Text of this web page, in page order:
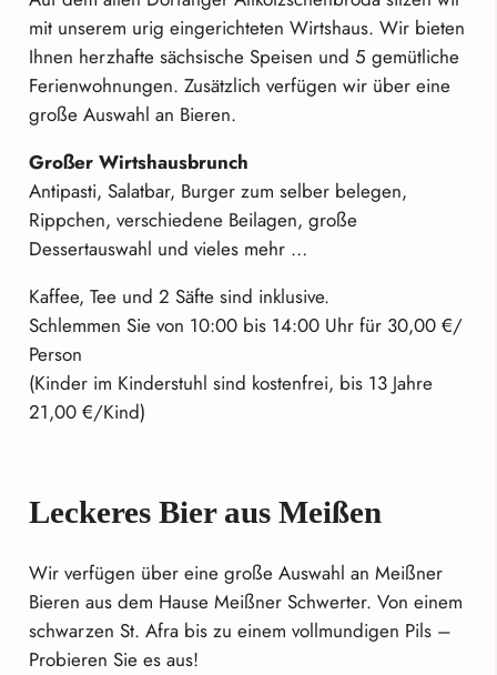
mit unserem urig eingerichteten Wirtshaus. Wir bieten
Ihnen herzhafte sächsische Speisen und 5 gemütliche
Ferienwohnungen. Zusätzlich verfügen wir über eine
große Auswahl an Bieren.
Großer Wirtshausbrunch
Antipasti, Salatbar, Burger zum selber belegen,
Rippchen, verschiedene Beilagen, große
Dessertauswahl und vieles mehr …
Kaffee, Tee und 2 Säfte sind inklusive.
Schlemmen Sie von 10:00 bis 14:00 Uhr für 30,00 €/
Person
(Kinder im Kinderstuhl sind kostenfrei, bis 13 Jahre
21,00 €/Kind)
Leckeres Bier aus Meißen
Wir verfügen über eine große Auswahl an Meißner
Bieren aus dem Hause Meißner Schwerter. Von einem
schwarzen St. Afra bis zu einem vollmundigen Pils –
Probieren Sie es aus!